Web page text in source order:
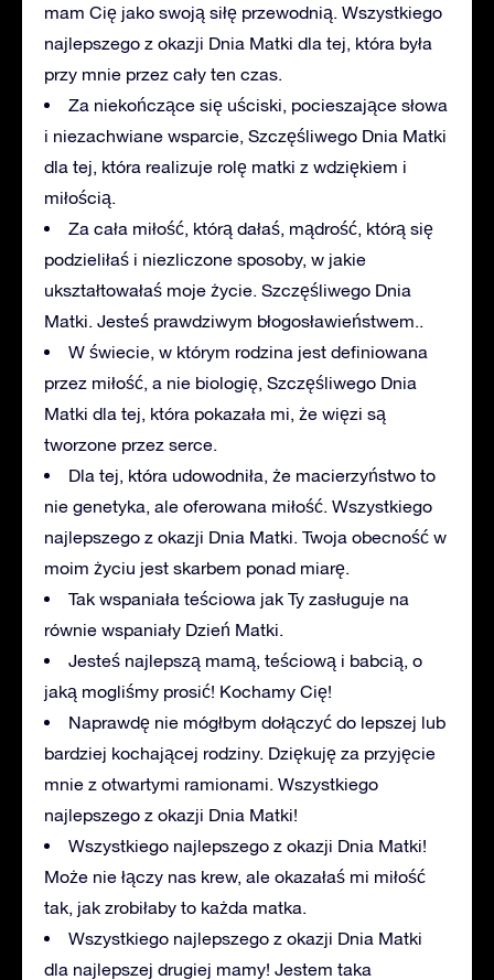
mam Cię jako swoją siłę przewodnią. Wszystkiego
najlepszego z okazji Dnia Matki dla tej, która była
przy mnie przez cały ten czas.
Za niekończące się uściski, pocieszające słowa
i niezachwiane wsparcie, Szczęśliwego Dnia Matki
dla tej, która realizuje rolę matki z wdziękiem i
miłością.
Za cała miłość, którą dałaś, mądrość, którą się
podzieliłaś i niezliczone sposoby, w jakie
ukształtowałaś moje życie. Szczęśliwego Dnia
Matki. Jesteś prawdziwym błogosławieństwem..
W świecie, w którym rodzina jest definiowana
przez miłość, a nie biologię, Szczęśliwego Dnia
Matki dla tej, która pokazała mi, że więzi są
tworzone przez serce.
Dla tej, która udowodniła, że macierzyństwo to
nie genetyka, ale oferowana miłość. Wszystkiego
najlepszego z okazji Dnia Matki. Twoja obecność w
moim życiu jest skarbem ponad miarę.
Tak wspaniała teściowa jak Ty zasługuje na
równie wspaniały Dzień Matki.
Jesteś najlepszą mamą, teściową i babcią, o
jaką mogliśmy prosić! Kochamy Cię!
Naprawdę nie mógłbym dołączyć do lepszej lub
bardziej kochającej rodziny. Dziękuję za przyjęcie
mnie z otwartymi ramionami. Wszystkiego
najlepszego z okazji Dnia Matki!
Wszystkiego najlepszego z okazji Dnia Matki!
Może nie łączy nas krew, ale okazałaś mi miłość
tak, jak zrobiłaby to każda matka.
Wszystkiego najlepszego z okazji Dnia Matki
dla najlepszej drugiej mamy! Jestem taka